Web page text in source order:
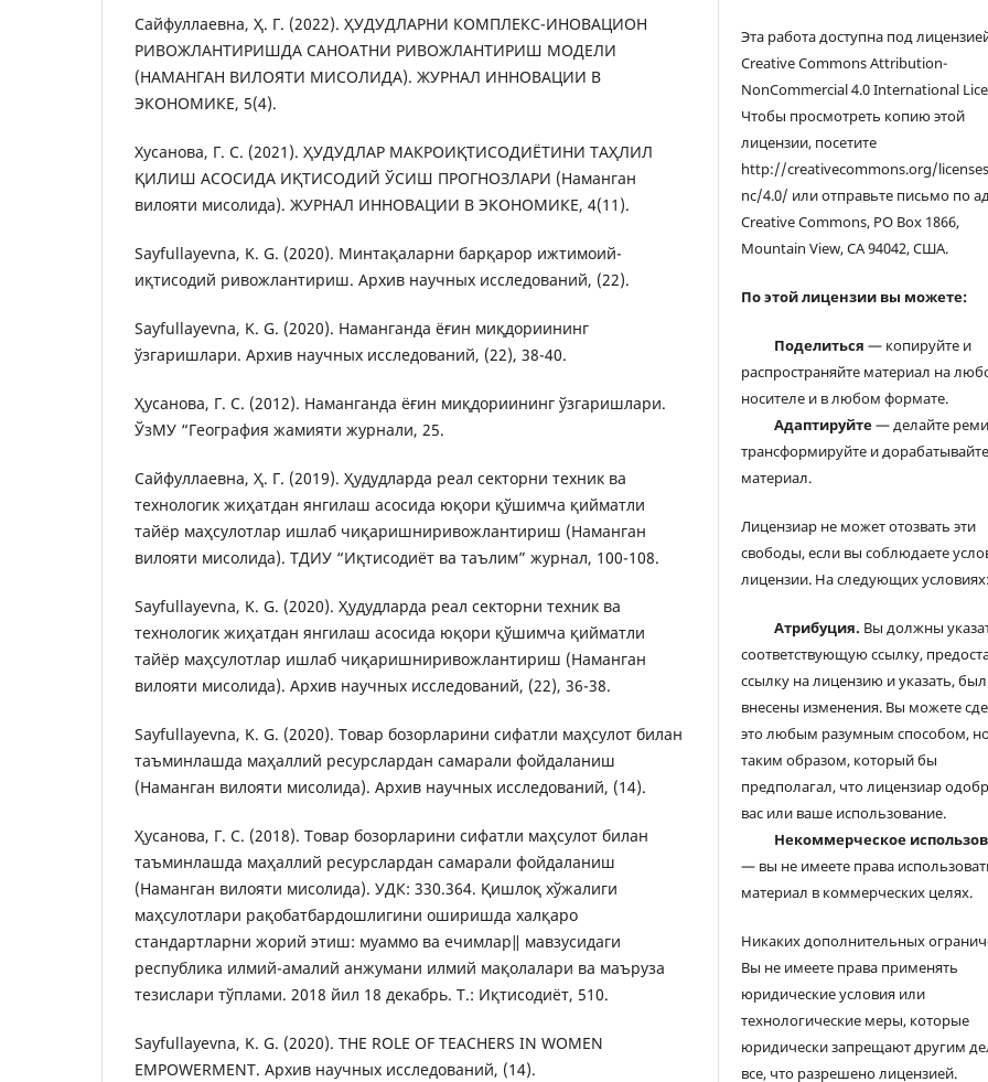
Сайфуллаевна, Ҳ. Г. (2022). ҲУДУДЛАРНИ КОМПЛЕКС-ИНОВАЦИОН
РИВОЖЛАНТИРИШДА САНОАТНИ РИВОЖЛАНТИРИШ МОДЕЛИ
(НАМАНГАН ВИЛОЯТИ МИСОЛИДА). ЖУРНАЛ ИННОВАЦИИ В
ЭКОНОМИКЕ, 5(4).
Хусанова, Г. С. (2021). ҲУДУДЛАР МАКРОИҚТИСОДИЁТИНИ ТАҲЛИЛ
ҚИЛИШ АСОСИДА ИҚТИСОДИЙ ЎСИШ ПРОГНОЗЛАРИ (Наманган
вилояти мисолида). ЖУРНАЛ ИННОВАЦИИ В ЭКОНОМИКЕ, 4(11).
Sayfullayevna, K. G. (2020). Минтақаларни барқарор ижтимоий-
иқтисодий ривожлантириш. Архив научных исследований, (22).
Sayfullayevna, K. G. (2020). Наманганда ёғин миқдориининг
ўзгаришлари. Архив научных исследований, (22), 38-40.
Ҳусанова, Г. С. (2012). Наманганда ёғин миқдориининг ўзгаришлари.
ЎзМУ “География жамияти журнали, 25.
Сайфуллаевна, Ҳ. Г. (2019). Ҳудудларда реал секторни техник ва
технологик жиҳатдан янгилаш асосида юқори қўшимча қийматли
тайёр маҳсулотлар ишлаб чиқаришниривожлантириш (Наманган
вилояти мисолида). ТДИУ “Иқтисодиёт ва таълим” журнал, 100-108.
Sayfullayevna, K. G. (2020). Ҳудудларда реал секторни техник ва
технологик жиҳатдан янгилаш асосида юқори қўшимча қийматли
тайёр маҳсулотлар ишлаб чиқаришниривожлантириш (Наманган
вилояти мисолида). Архив научных исследований, (22), 36-38.
Sayfullayevna, K. G. (2020). Товар бозорларини сифатли маҳсулот билан
таъминлашда маҳаллий ресурслардан самарали фойдаланиш
(Наманган вилояти мисолидa). Архив научных исследований, (14).
Ҳусанова, Г. С. (2018). Товар бозорларини сифатли маҳсулот билан
таъминлашда маҳаллий ресурслардан самарали фойдаланиш
(Наманган вилояти мисолидa). УДК: 330.364. Қишлоқ хўжалиги
маҳсулотлари рақобатбардошлигини оширишда халқаро
стандартларни жорий этиш: муаммо ва ечимлар‖ мавзусидаги
республика илмий-амалий анжумани илмий мақолалари ва маъруза
тезислари тўплами. 2018 йил 18 декабрь. Т.: Иқтисодиёт, 510.
Sayfullayevna, K. G. (2020). THE ROLE OF TEACHERS IN WOMEN
EMPOWERMENT. Архив научных исследований, (14).
Эта работа доступна под
Creative Commons Attribution-
NonCommercial 4.0 International
Чтобы просмотреть копию этой
лицензии, посетите
http://creativecommons.org/
nc/4.0/ или отправьте письмо по
Creative Commons, PO Box 1866,
Mountain View, CA 94042, США.
По этой лицензии вы можете:
Поделиться — копируйте и
распространяйте материал на
носителе и в любом формате.
Адаптируйте— делайте
трансформируйте и дорабатывайте
материал.
Лицензиар не может отозвать эти
свободы, если вы соблюдаете
лицензии. На следующих условиях:
Атрибуция. Вы должны
соответствующую ссылку,
ссылку на лицензию и указать,
внесены изменения. Вы можете
это любым разумным способом,
таким образом, который бы
предполагал, что лицензиар
вас или ваше использование.
Некоммерческое
— вы не имеете права
материал в коммерческих целях.
Никаких дополнительных
Вы не имеете права применять
юридические условия или
технологические меры, которые
юридически запрещают другим
все, что разрешено лицензией.